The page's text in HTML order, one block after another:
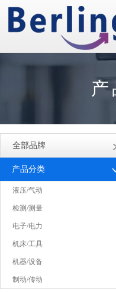
全部品牌
产品分类
液压/气动
检测/测量
电子/电力
机床/工具
机器/设备
制动/传动